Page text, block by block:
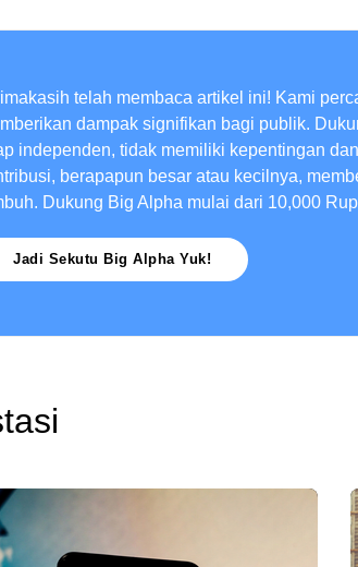
telah membaca artikel ini! Kami
dampak signifikan bagi publik.
independen, tidak memiliki kepentingan
berapapun besar atau kecilnya,
Dukung Big Alpha mulai dari 10,000
Jadi Sekutu Big Alpha Yuk!